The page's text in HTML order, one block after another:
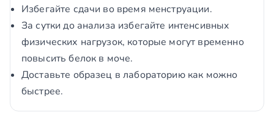
Избегайте сдачи во время менструации.
За сутки до анализа избегайте интенсивных
физических нагрузок, которые могут временно
повысить белок в моче.
Доставьте образец в лабораторию как можно
быстрее.